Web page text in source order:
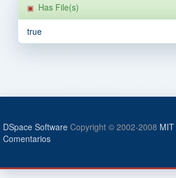
Has File(s)
true
DSpace Software Copyright © 2002-2008 MIT
Comentarios